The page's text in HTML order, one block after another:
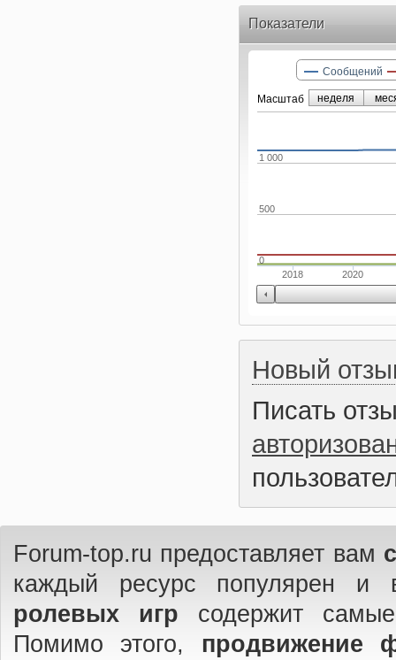
Показатели
Маcштаб
2018 2020
0
500
1 000
Сообщений
неделя
Новый
Писать
Forum-top.ru предоставляет вам
каждый ресурс популярен
ролевых игр содержит
Помимо этого, продвижение